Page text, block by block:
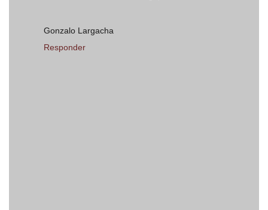
Gonzalo Largacha
Responder